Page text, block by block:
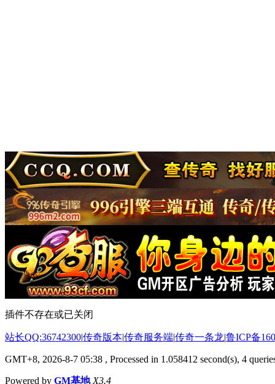
插件不存在或已关闭
站长QQ:36742300|传奇版本|传奇服务端|传奇一条龙|鲁ICP备
GMT+8, 2026-8-7 05:38 , Processed in 1.058412 second(s), 4
Powered by GM基地 X3.4